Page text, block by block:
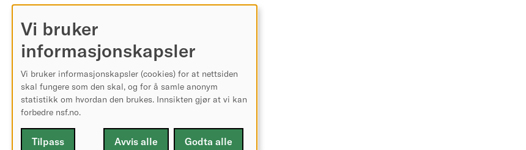
Vi bruker
informasjonskapsler
Vi bruker informasjonskapsler (cookies) for at nettsiden
skal fungere som den skal, og for å samle anonym
statistikk om hvordan den brukes. Innsikten gjør at vi kan
forbedre nsf.no.
Tilpass Avvis alle Godta alle